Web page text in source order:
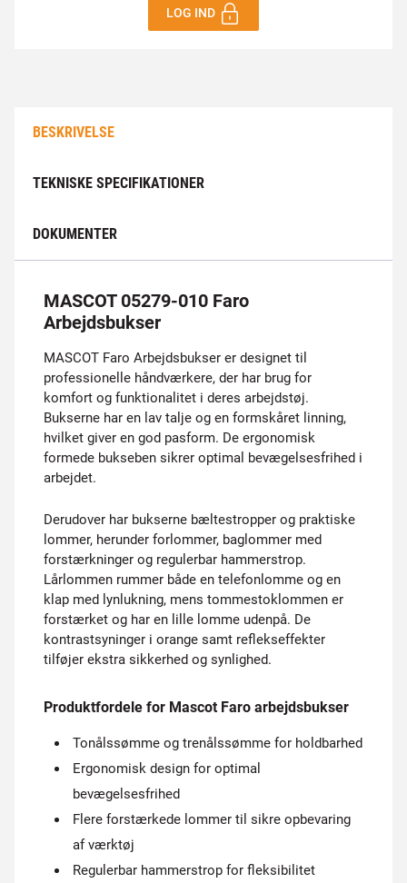
LOG IND
BESKRIVELSE
TEKNISKE SPECIFIKATIONER
DOKUMENTER
MASCOT 05279-010 Faro
Arbejdsbukser
MASCOT Faro Arbejdsbukser er designet til
professionelle håndværkere, der har brug for
komfort og funktionalitet i deres arbejdstøj.
Bukserne har en lav talje og en formskåret linning,
hvilket giver en god pasform. De ergonomisk
formede bukseben sikrer optimal bevægelsesfrihed i
arbejdet.
Derudover har bukserne bæltestropper og praktiske
lommer, herunder forlommer, baglommer med
forstærkninger og regulerbar hammerstrop.
Lårlommen rummer både en telefonlomme og en
klap med lynlukning, mens tommestoklommen er
forstærket og har en lille lomme udenpå. De
kontrastsyninger i orange samt reflekseffekter
tilføjer ekstra sikkerhed og synlighed.
Produktfordele for Mascot Faro arbejdsbukser
Tonålssømme og trenålssømme for holdbarhed
Ergonomisk design for optimal
bevægelsesfrihed
Flere forstærkede lommer til sikre opbevaring
af værktøj
Regulerbar hammerstrop for fleksibilitet